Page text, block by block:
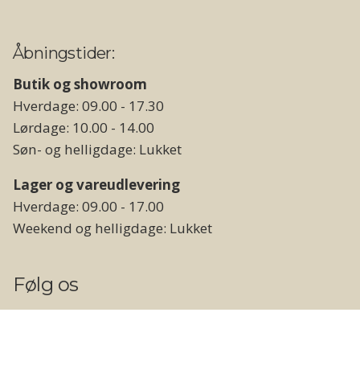
Åbningstider:
Butik og showroom
Hverdage: 09.00 - 17.30
Lørdage: 10.00 - 14.00
Søn- og helligdage: Lukket
Lager og vareudlevering
Hverdage: 09.00 - 17.00
Weekend og helligdage: Lukket
Følg os